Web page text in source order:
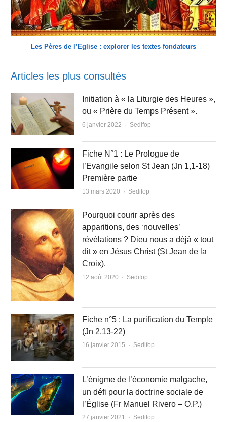
Les Pères de l’Eglise : explorer les textes fondateurs
Articles les plus consultés
Initiation à « la Liturgie des Heures »,
ou « Prière du Temps Présent ».
6 janvier 2022 Author
Sedifop
Fiche N°1 : Le Prologue de
l’Evangile selon St Jean (Jn 1,1-18)
Première partie
13 mars 2020 Author
Sedifop
Pourquoi courir après des
apparitions, des ‘nouvelles’
révélations ? Dieu nous a déjà « tout
dit » en Jésus Christ (St Jean de la
Croix).
12 août 2020 Author
Sedifop
Fiche n°5 : La purification du Temple
(Jn 2,13-22)
16 janvier 2015 Author
Sedifop
L’énigme de l’économie malgache,
un défi pour la doctrine sociale de
l’Église (Fr Manuel Rivero – O.P.)
27 janvier 2021 Author
Sedifop